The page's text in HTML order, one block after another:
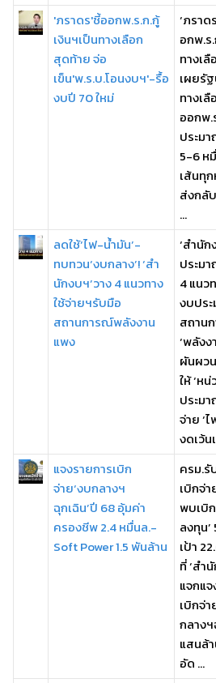
'ภราดร'ชี้ออกพ.ร.ก.กู้
เงินฯเป็นทางเลือก
สุดท้าย จ่อ
เข็น'พ.ร.บ.โอนงบฯ'-รื้อ
งบปี 70 ใหม่
‘ภราด
อกพ.ร
ทางเ
เผยรั
ทางเลื
ออกพ.
ประม
5-6 ห
เส้นทุ
ส่งกลั
...
ลดใช้‘ไฟ-น้ำมัน’-
ทบทวน‘งบกลาง’! ‘สำ
นักงบฯ’วาง 4 แนวทาง
ใช้จ่ายฯรับมือ
สถานการณ์พลังงาน
แพง
‘สำนัก
ประม
4 แนว
งบปร
สถาน
‘พลังง
ผันผว
ให้ ‘ห
ประม
จ่าย ‘
งดเว้น
แจงรายการเบิก
จ่าย‘งบกลางฯ
ฉุกเฉิน’ปี 68 อุ้มค่า
ครองชีพ 2.4 หมื่นล.-
Soft Power 1.5 พันล้าน
ครม.รั
เบิกจ่
พบเบิ
ลงทุน’
เป้า
ที่ ‘สำ
แจกแ
เบิกจ่า
กลางฯ
แสนล้
อัด ...